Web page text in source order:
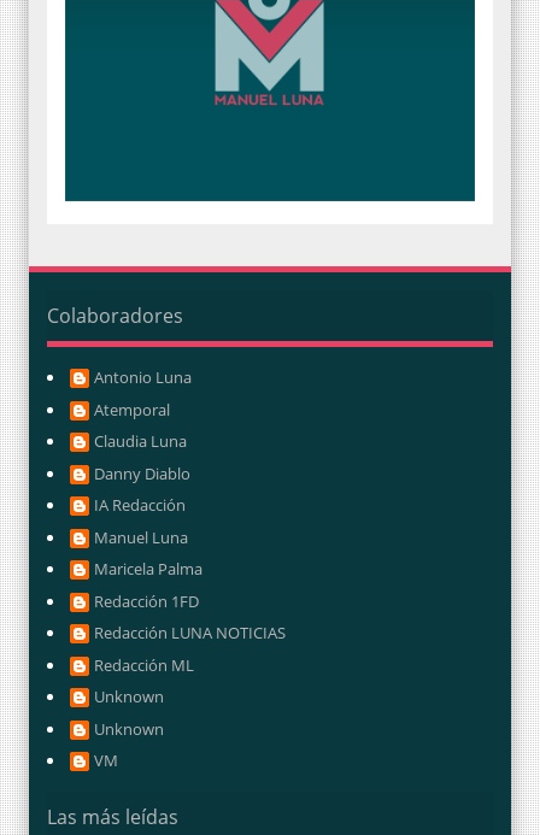
Colaboradores
Antonio Luna
Atemporal
Claudia Luna
Danny Diablo
IA Redacción
Manuel Luna
Maricela Palma
Redacción 1FD
Redacción LUNA NOTICIAS
Redacción ML
Unknown
Unknown
VM
Las más leídas